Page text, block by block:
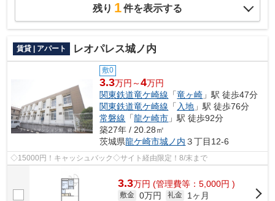
残り 1件を表示する
賃貸 | アパート レオパレス城ノ内
敷0
3.3万円～4万円
関東鉄道竜ケ崎線 「竜ヶ崎 」駅 徒歩47分
関東鉄道竜ケ崎線 「 入地 」駅 徒歩76分
常磐線 「龍ケ崎市 」駅 徒歩92分
築27年 / 20.28㎡
茨城県龍ケ崎市城ノ内 ３丁目12-6
◇15000円！キャッシュバック◇サイト経由限定！8/末まで
3.3万円 (管理費等：5,000円 )
敷金 0万円 礼金
1ヶ月